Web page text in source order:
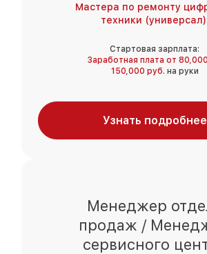
Мастера по ремонту
техники
Стартовая зарплата:
Заработная плата от
150,000 руб. на руки
Узнать подробнее
Менеджер
продаж /
сервисного